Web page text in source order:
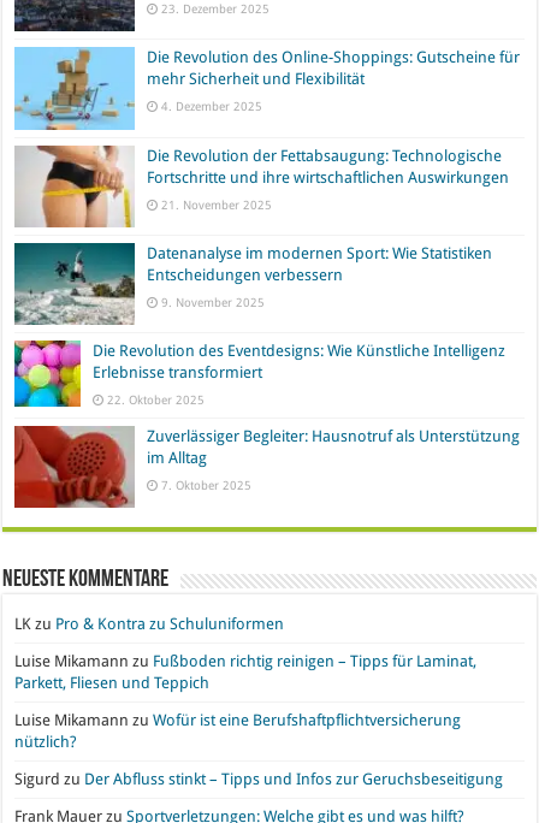
23. Dezember 2025
Die Revolution des Online-Shoppings: Gutscheine für
mehr Sicherheit und Flexibilität
4. Dezember 2025
Die Revolution der Fettabsaugung: Technologische
Fortschritte und ihre wirtschaftlichen Auswirkungen
21. November 2025
Datenanalyse im modernen Sport: Wie Statistiken
Entscheidungen verbessern
9. November 2025
Die Revolution des Eventdesigns: Wie Künstliche Intelligenz
Erlebnisse transformiert
22. Oktober 2025
Zuverlässiger Begleiter: Hausnotruf als Unterstützung
im Alltag
7. Oktober 2025
Neueste Kommentare
LK zu Pro & Kontra zu Schuluniformen
Luise Mikamann zu Fußboden richtig reinigen – Tipps für Laminat,
Parkett, Fliesen und Teppich
Luise Mikamann zuWofür ist eine Berufshaftpflichtversicherung
nützlich?
Sigurd zu Der Abfluss stinkt – Tipps und Infos zur Geruchsbeseitigung
Frank Mauer zuSportverletzungen: Welche gibt es und was hilft?